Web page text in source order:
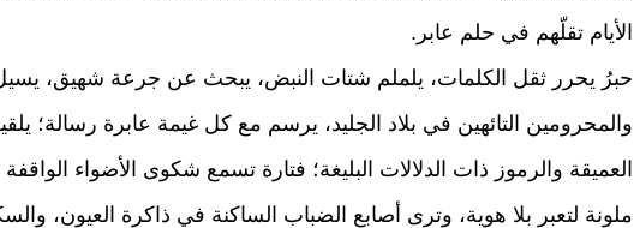
الأيام تقلّهم في حلم عابر.
حبرُ يحرر ثقل الكلمات، يلملم شتات النبض، يبحث عن جرعة شهيق،
والمحرومين التائهين في بلاد الجليد، يرسم مع كل غيمة عابرة رسالة؛
العميقة والرموز ذات الدلالات البليغة؛ فتارة تسمع شكوى الأضواء
ملونة لتعبر بلا هوية، وترى أصابع الضباب الساكنة في ذاكرة العيون،